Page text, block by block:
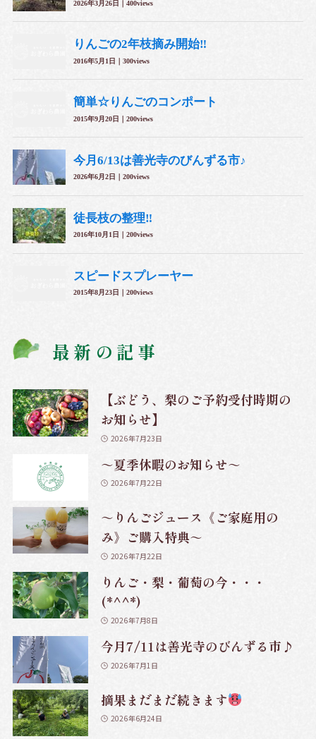
最新の記事
【ぶどう、梨のご予約受付時期の
お知らせ】
2026年7月23日
～夏季休暇のお知らせ～
2026年7月22日
～りんごジュース《ご家庭用の
み》ご購入特典～
2026年7月22日
りんご・梨・葡萄の今・・・
(*^^*)
2026年7月8日
今月7/11は善光寺のびんずる市♪
2026年7月1日
摘果まだまだ続きます
2026年6月24日